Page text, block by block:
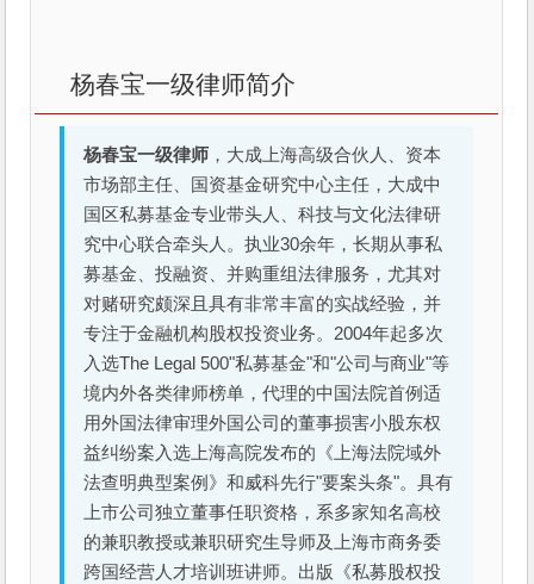
杨春宝一级律师简介
杨春宝一级律师 ，大成上海高级合伙人、资本
市场部主任、国资基金研究中心主任，大成中
国区私募基金专业带头人、科技与文化法律研
究中心联合牵头人。执业30余年，长期从事私
募基金、投融资、并购重组法律服务，尤其对
对赌研究颇深且具有非常丰富的实战经验，并
专注于金融机构股权投资业务。2004年起多次
入选The Legal 500"私募基金"和"公司与商业"等
境内外各类律师榜单，代理的中国法院首例适
用外国法律审理外国公司的董事损害小股东权
益纠纷案入选上海高院发布的《上海法院域外
法查明典型案例》和威科先行"要案头条"。具有
上市公司独立董事任职资格，系多家知名高校
的兼职教授或兼职研究生导师及上海市商务委
跨国经营人才培训班讲师。出版《私募股权投